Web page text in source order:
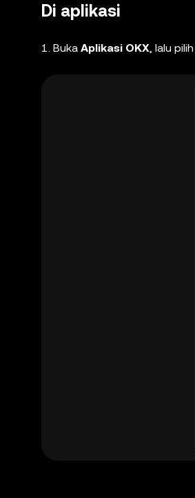
Di aplikasi
1. Buka Aplikasi OKX, lalu pilih